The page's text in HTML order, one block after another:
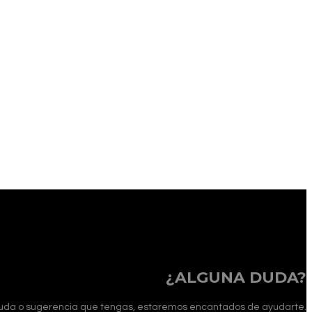
¿ALGUNA DUDA?
o sugerencia que tengas, estaremos encantados de ayudarte.